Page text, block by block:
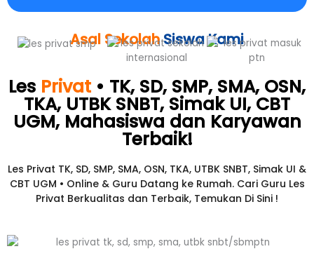
Asal SekolahSiswa Kami
Les Privat • TK, SD, SMP, SMA, OSN,
TKA, UTBK SNBT, Simak UI, CBT
UGM, Mahasiswa dan Karyawan
Terbaik!​
Les Privat TK, SD, SMP, SMA, OSN, TKA, UTBK SNBT, Simak UI &
CBT UGM • Online & Guru Datang ke Rumah. Cari Guru Les
Privat Berkualitas dan Terbaik, Temukan Di Sini !